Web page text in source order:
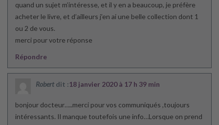
quand un sujet m’intéresse, et il y en a beaucoup, je préfère
acheter le livre, et d’ailleurs j’en ai une belle collection dont 1
ou 2 de vous.
merci pour votre réponse
Répondre
Robert dit :18 janvier 2020 à 17 h 39 min
bonjour docteur…..merci pour vos communiqués ,toujours
intéressants. Il manque toutefois une info…Lorsque on prend